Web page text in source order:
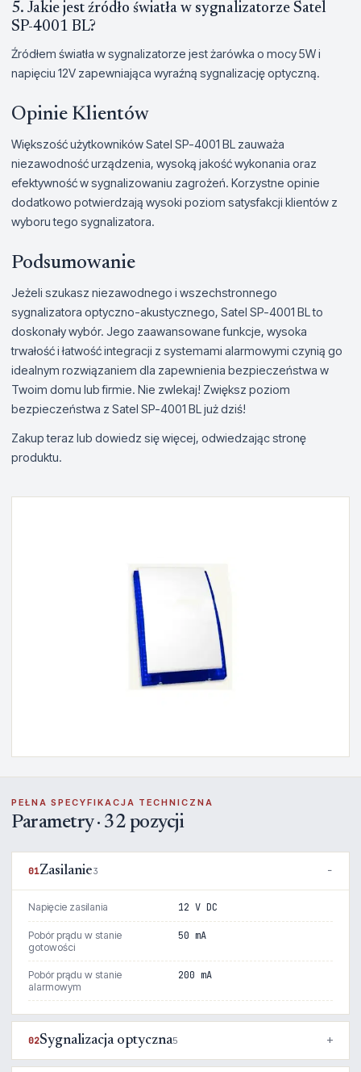
5. Jakie jest źródło światła w sygnalizatorze Satel
SP-4001 BL?
Źródłem światła w sygnalizatorze jest żarówka o mocy 5W i
napięciu 12V zapewniająca wyraźną sygnalizację optyczną.
Opinie Klientów
Większość użytkowników Satel SP-4001 BL zauważa
niezawodność urządzenia, wysoką jakość wykonania oraz
efektywność w sygnalizowaniu zagrożeń. Korzystne opinie
dodatkowo potwierdzają wysoki poziom satysfakcji klientów z
wyboru tego sygnalizatora.
Podsumowanie
Jeżeli szukasz niezawodnego i wszechstronnego
sygnalizatora optyczno-akustycznego, Satel SP-4001 BL to
doskonały wybór. Jego zaawansowane funkcje, wysoka
trwałość i łatwość integracji z systemami alarmowymi czynią go
idealnym rozwiązaniem dla zapewnienia bezpieczeństwa w
Twoim domu lub firmie. Nie zwlekaj! Zwiększ poziom
bezpieczeństwa z Satel SP-4001 BL już dziś!
Zakup teraz lub dowiedz się więcej, odwiedzając stronę
produktu.
PEŁNA SPECYFIKACJA TECHNICZNA
Parametry · 32 pozycji
01Zasilanie3
Napięcie zasilania 12 V DC
Pobór prądu w stanie
gotowości
50 mA
Pobór prądu w stanie
alarmowym
200 mA
02Sygnalizacja optyczna5